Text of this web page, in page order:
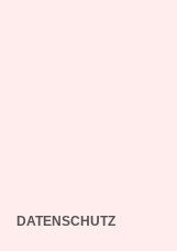
DATENSCHUTZ